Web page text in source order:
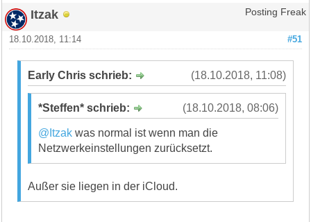
Itzak Posting Freak
#51
18.10.2018, 11:14
(18.10.2018, 11:08)
Early Chris schrieb:
(18.10.2018, 08:06)
*Steffen* schrieb:
@Itzak was normal ist wenn man die
Netzwerkeinstellungen zurücksetzt.
Außer sie liegen in der iCloud.